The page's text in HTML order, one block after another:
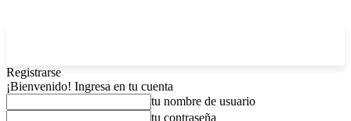
Registrarse
¡Bienvenido! Ingresa en tu cuenta
tu nombre de usuario
tu contraseña